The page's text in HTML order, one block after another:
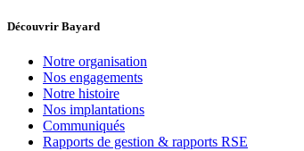
Découvrir Bayard
Notre organisation
Nos engagements
Notre histoire
Nos implantations
Communiqués
Rapports de gestion & rapports RSE